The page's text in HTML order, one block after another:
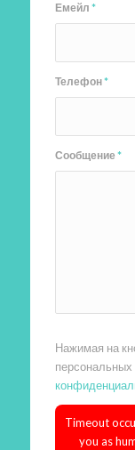
Емейл*
Телефон*
Сообщение*
Нажимая на
персональных
Timeout
you as